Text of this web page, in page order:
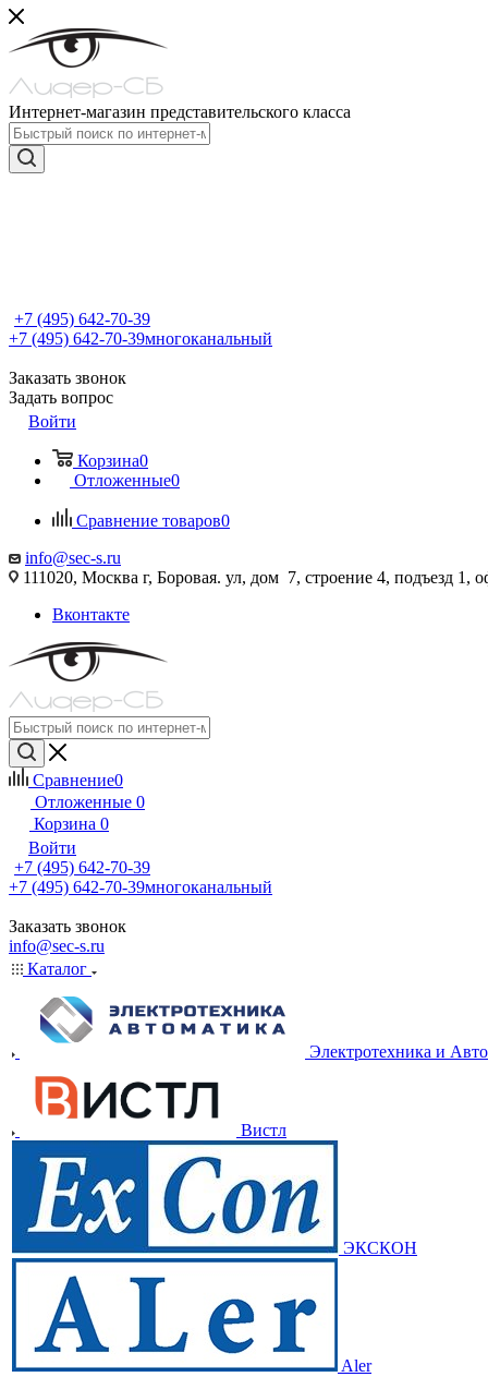
Интернет-магазин представительского класса
+7 (495) 642-70-39
+7 (495) 642-70-39многоканальный
Заказать звонок
Задать вопрос
Войти
Корзина0
Отложенные0
Сравнение товаров0
info@sec-s.ru
111020, Москва г, Боровая. ул, дом 7, строение 4, подъезд 1,
Вконтакте
Сравнение0
Отложенные 0
Корзина 0
Войти
+7 (495) 642-70-39
+7 (495) 642-70-39многоканальный
Заказать звонок
info@sec-s.ru
Каталог
Электротехника и
Вистл
ЭКСКОН
Aler